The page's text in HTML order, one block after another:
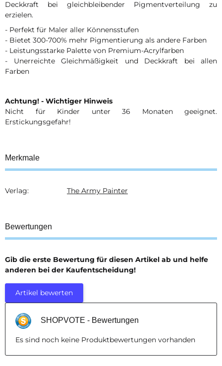
Deckkraft bei gleichbleibender Pigmentverteilung zu
erzielen.
- Perfekt für Maler aller Könnensstufen
- Bietet 300-700% mehr Pigmentierung als andere Farben
- Leistungsstarke Palette von Premium-Acrylfarben
- Unerreichte Gleichmäßigkeit und Deckkraft bei allen
Farben
Achtung! - Wichtiger Hinweis
Nicht für Kinder unter 36 Monaten geeignet.
Erstickungsgefahr!
Merkmale
Produkteigenschaft
Wert
Verlag: The Army Painter
Bewertungen
Gib die erste Bewertung für diesen Artikel ab und helfe
anderen bei der Kaufentscheidung!
Artikel bewerten
SHOPVOTE - Bewertungen
Es sind noch keine Produktbewertungen vorhanden